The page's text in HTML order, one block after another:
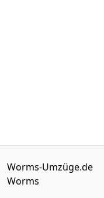
Worms-Umzüge.de
Worms